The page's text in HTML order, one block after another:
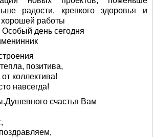
радости, крепкого здоровья и
хорошей работы
день сегодня
позитива,
коллектива!
навсегда!
счастья Вам